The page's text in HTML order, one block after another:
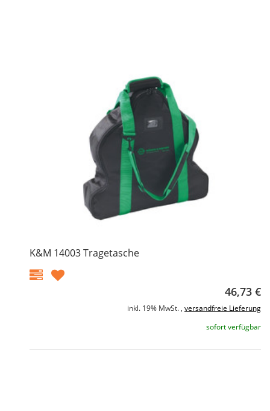
K&M 14003 Tragetasche
46,73 €
inkl. 19% MwSt. , versandfreie Lieferung
sofort verfügbar